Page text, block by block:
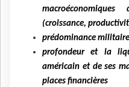
(croissance,
prédominance
profondeur et la
américain et de ses
places financières